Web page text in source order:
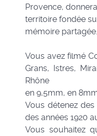
Provence,
territoire fondée
mémoire partagée.
Vous avez filmé
Grans, Istres,
Rhône
en 9,5mm, en
Vous détenez
des années 1920
Vous souhaitez